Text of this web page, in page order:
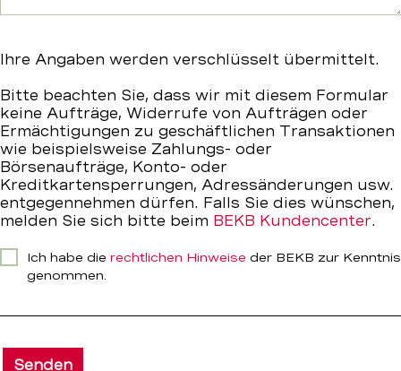
Ihre Angaben werden verschlüsselt übermittelt.
Bitte beachten Sie, dass wir mit diesem Formular
keine Aufträge, Widerrufe von Aufträgen oder
Ermächtigungen zu geschäftlichen Transaktionen
wie beispielsweise Zahlungs- oder
Börsenaufträge, Konto- oder
Kreditkartensperrungen, Adressänderungen usw.
entgegennehmen dürfen. Falls Sie dies wünschen,
melden Sie sich bitte beim BEKB Kundencenter.
Ich habe die rechtlichen Hinweise der BEKB zur Kenntnis
genommen.
Senden